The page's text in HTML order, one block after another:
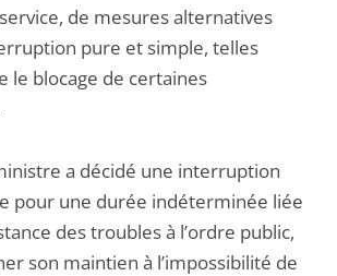
de mesures alternatives
pure et simple, telles
le blocage de certaines
a décidé une interruption
pour une durée indéterminée liée
des troubles à l’ordre public,
son maintien à l’impossibilité de